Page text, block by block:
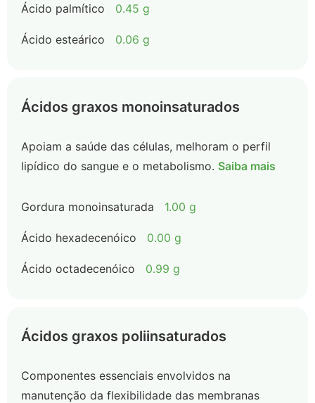
Ácido palmítico 0.45 g
Ácido esteárico 0.06 g
Ácidos graxos monoinsaturados
Apoiam a saúde das células, melhoram o perfil
lipídico do sangue e o metabolismo. Saiba mais
Gordura monoinsaturada 1.00 g
Ácido hexadecenóico 0.00 g
Ácido octadecenóico 0.99 g
Ácidos graxos poliinsaturados
Componentes essenciais envolvidos na
manutenção da flexibilidade das membranas